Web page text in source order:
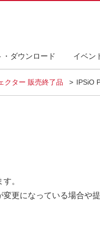
・ダウンロード イベン
クター 販売終了品 IPSiO
。
更になっている場合や